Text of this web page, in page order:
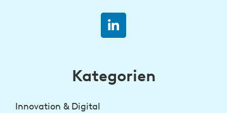
Kategorien
Innovation & Digital